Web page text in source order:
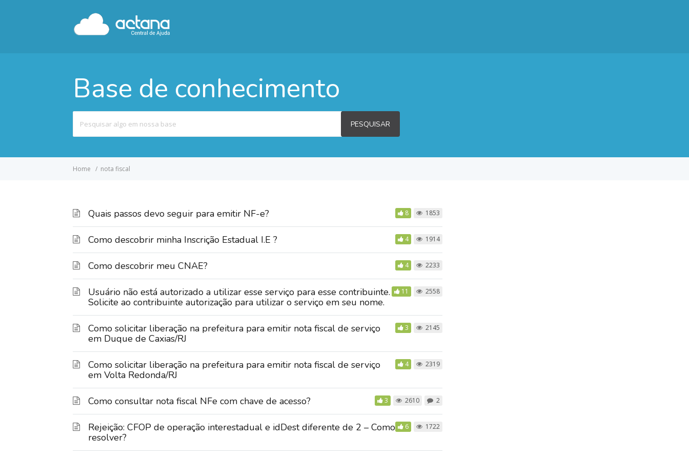
Base de conhecimento
por
PESQUISAR
Home nota fiscal
Quais passos devo seguir para emitir NF-e? 8 1853
Como descobrir minha Inscrição Estadual I.E ? 4 1914
Como descobrir meu CNAE? 4 2233
Usuário não está autorizado a utilizar esse serviço para esse contribuinte.
Solicite ao contribuinte autorização para utilizar o serviço em seu nome.
11 2558
Como solicitar liberação na prefeitura para emitir nota fiscal de serviço
em Duque de Caxias/RJ
3 2145
Como solicitar liberação na prefeitura para emitir nota fiscal de serviço
em Volta Redonda/RJ
4 2319
Como consultar nota fiscal NFe com chave de acesso? 3 2610 2
Rejeição: CFOP de operação interestadual e idDest diferente de 2 – Como
resolver?
6 1722